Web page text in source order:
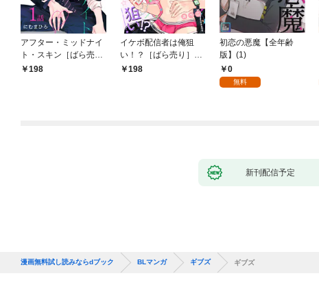
アフター・ミッドナイ
ト・スキン［ばら売
り］ 第1話
198
イケボ配信者は俺狙
い！？［ばら売り］
第1話
198
初恋の悪魔【全年齢
版】(1)
0
無料
新刊配信予定
漫画無料試し読みならdブック BLマンガ ギブズ ギブズ